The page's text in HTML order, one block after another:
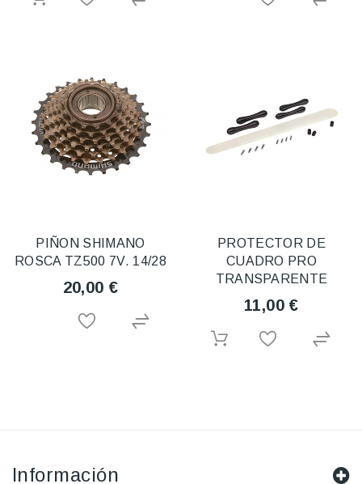
PIÑON SHIMANO
ROSCA TZ500 7V. 14/28
20,00 €
PROTECTOR DE
CUADRO PRO
TRANSPARENTE
11,00 €
Información